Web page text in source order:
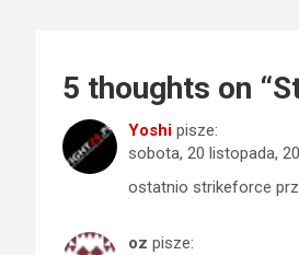
5 thoughts on “
Yoshi pisze:
sobota, 20 listopada,
ostatnio strikeforce
oz pisze: